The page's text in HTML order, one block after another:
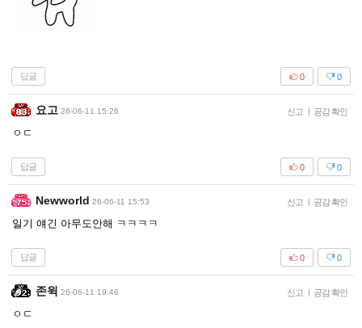
답글 0
0
요고 26-06-11 15:26 신고 | 공감 확인
ㅇㄷ
답글 0
0
Newworld 26-06-11 15:53 신고 | 공감 확인
일기 얘긴 아무도안해 ㅋㅋㅋㅋ
답글 0
0
존윅 26-06-11 19:46 신고 | 공감 확인
ㅇㄷ